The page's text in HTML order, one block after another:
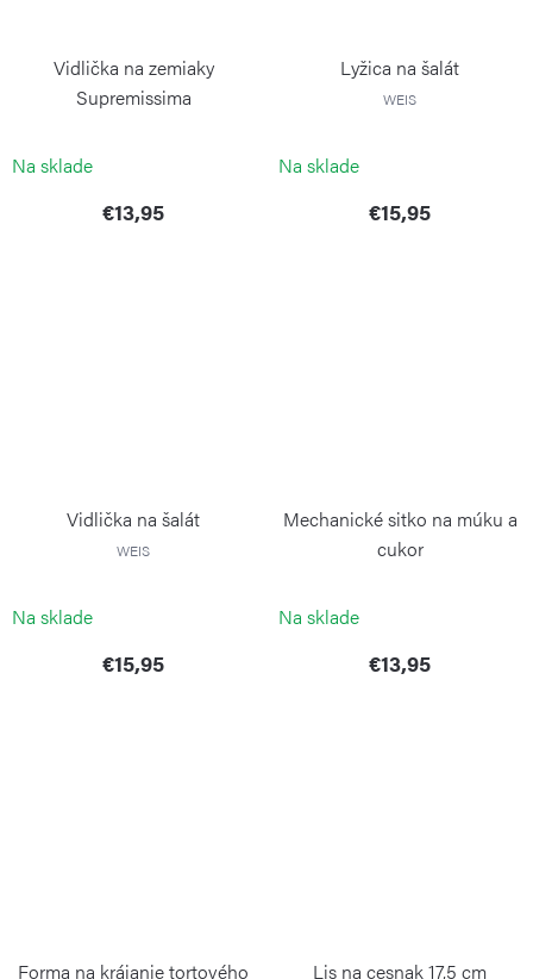
Vidlička na zemiaky
Supremissima
Na sklade
€13,95
Lyžica na šalát
WEIS
Na sklade
€15,95
Vidlička na šalát
WEIS
Na sklade
€15,95
Mechanické sitko na múku a
cukor
Na sklade
€13,95
Forma na krájanie tortového
Lis na cesnak 17,5 cm